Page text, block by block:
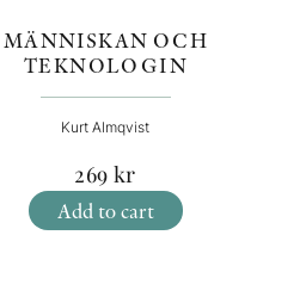
MÄNNISKAN OCH
TEKNOLOGIN
Kurt Almqvist
269 kr
Add to cart